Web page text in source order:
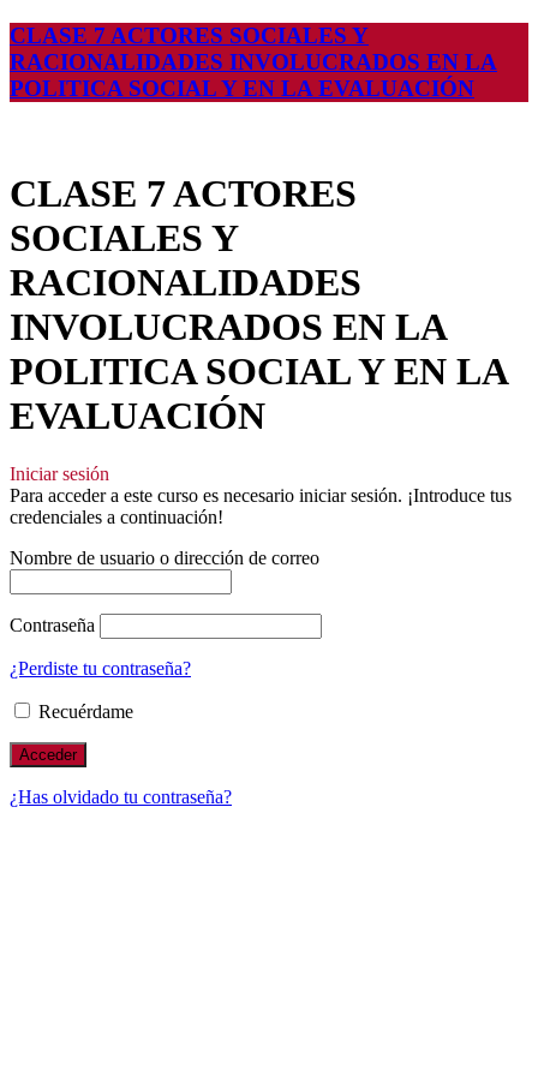
CLASE 7 ACTORES SOCIALES Y
RACIONALIDADES INVOLUCRADOS EN LA
POLITICA SOCIAL Y EN LA EVALUACIÓN
CLASE 7 ACTORES
SOCIALES Y
RACIONALIDADES
INVOLUCRADOS EN LA
POLITICA SOCIAL Y EN LA
EVALUACIÓN
Iniciar sesión
Para acceder a este curso es necesario iniciar sesión. ¡Introduce tus
credenciales a continuación!
Nombre de usuario o dirección de correo
Contraseña
¿Perdiste tu contraseña?
Recuérdame
¿Has olvidado tu contraseña?